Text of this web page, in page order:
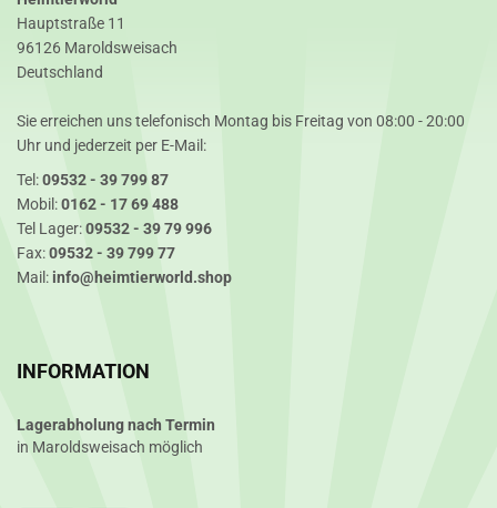
Hauptstraße 11
96126 Maroldsweisach
Deutschland
Sie erreichen uns telefonisch Montag bis Freitag von 08:00 - 20:00
Uhr und jederzeit per E-Mail:
Tel:09532 - 39 799 87
Mobil:0162 - 17 69 488
Tel Lager:09532 - 39 79 996
Fax:09532 - 39 799 77
Mail: info@heimtierworld.shop
INFORMATION
Lagerabholung nach Termin
in Maroldsweisach möglich